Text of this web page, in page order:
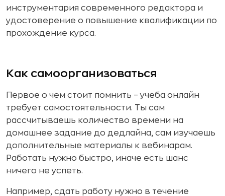
инструментария современного редактора и
удостоверение о повышение квалификации по
прохождение курса.
Как самоорганизоваться
Первое о чем стоит помнить – учеба онлайн
требует самостоятельности. Ты сам
рассчитываешь количество времени на
домашнее задание до дедлайна, сам изучаешь
дополнительные материалы к вебинарам.
Работать нужно быстро, иначе есть шанс
ничего не успеть.
Например, сдать работу нужно в течение